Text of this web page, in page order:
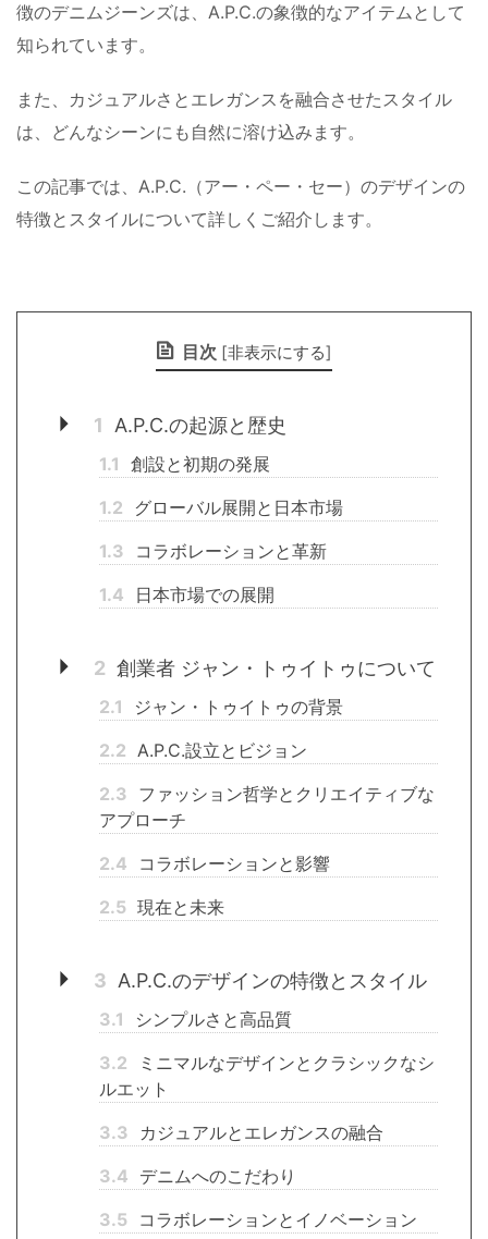
徴のデニムジーンズは、A.P.C.の象徴的なアイテムとして
知られています。
また、カジュアルさとエレガンスを融合させたスタイル
は、どんなシーンにも自然に溶け込みます。
この記事では、A.P.C.（アー・ペー・セー）のデザインの
特徴とスタイルについて詳しくご紹介します。
目次 [非表示にする]
1 A.P.C.の起源と歴史
1.1 創設と初期の発展
1.2 グローバル展開と日本市場
1.3
コラボレーションと革新
1.4
日本市場での展開
2 創業者 ジャン・トゥイトゥについて
2.1
ジャン・トゥイトゥの背景
2.2 A.P.C.設立とビジョン
2.3 ファッション哲学とクリエイティブな
アプローチ
2.4
コラボレーションと影響
2.5 現在と未来
3 A.P.C.のデザインの特徴とスタイル
3.1
シンプルさと高品質
3.2
ミニマルなデザインとクラシックなシ
ルエット
3.3
カジュアルとエレガンスの融合
3.4 デニムへのこだわり
3.5
コラボレーションとイノベーション